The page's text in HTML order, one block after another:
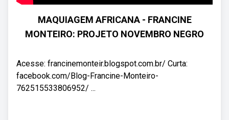
MAQUIAGEM AFRICANA - FRANCINE
MONTEIRO: PROJETO NOVEMBRO NEGRO
Acesse: francinemonteir.blogspot.com.br/ Curta:
facebook.com/Blog-Francine-Monteiro-
762515533806952/ ...